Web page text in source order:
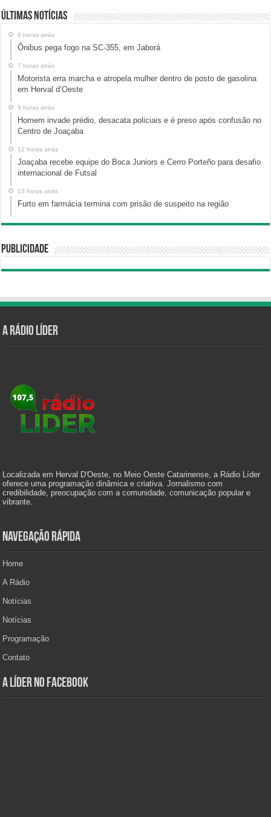
Últimas Notícias
6 horas atrás
Ônibus pega fogo na SC-355, em Jaborá
7 horas atrás
Motorista erra marcha e atropela mulher dentro de posto de gasolina
em Herval d’Oeste
9 horas atrás
Homem invade prédio, desacata policiais e é preso após confusão no
Centro de Joaçaba
12 horas atrás
Joaçaba recebe equipe do Boca Juniors e Cerro Porteño para desafio
internacional de Futsal
13 horas atrás
Furto em farmácia termina com prisão de suspeito na região
Publicidade
A Rádio Líder
Localizada em Herval D'Oeste, no Meio Oeste Catarinense, a Rádio Líder
oferece uma programação dinâmica e criativa. Jornalismo com
credibilidade, preocupação com a comunidade, comunicação popular e
vibrante.
Navegação Rápida
Home
A Rádio
Notícias
Notícias
Programação
Contato
A Líder no Facebook